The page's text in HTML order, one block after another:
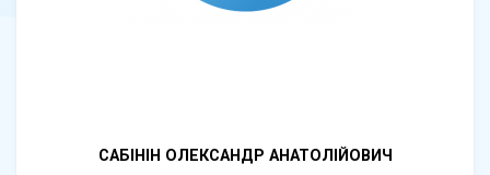
САБІНІН ОЛЕКСАНДР АНАТОЛІЙОВИЧ